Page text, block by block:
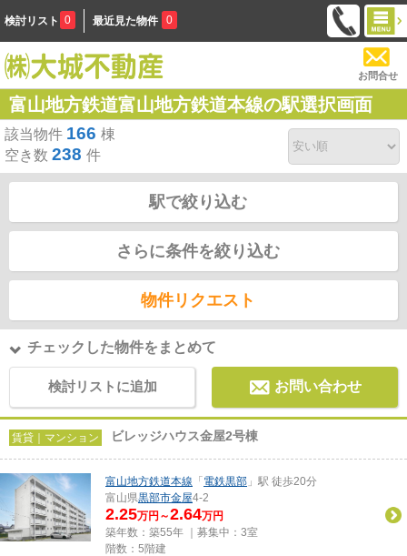
検討リスト 0 最近見た物件 0
お問合せ
富山地方鉄道富山地方鉄道本線の駅選択画面
該当物件 166 棟
空き数 238 件
駅で絞り込む
さらに条件を絞り込む
物件リクエスト
チェックした物件をまとめて
検討リストに追加 お問い合わせ
賃貸｜マンション ビレッジハウス金屋2号棟
富山地方鉄道本線 「 電鉄黒部 」駅 徒歩20分
富山県黒部市金屋4-2
2.25万円～2.64万円
築年数：築55年 ｜募集中： 3室
階数：5階建